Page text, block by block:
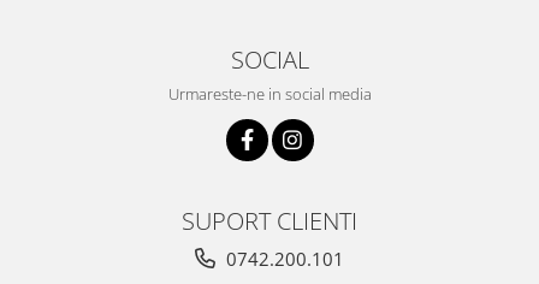
SOCIAL
Urmareste-ne in social media
SUPORT CLIENTI
0742.200.101